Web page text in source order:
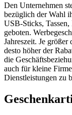
Den Unternehmen
bezüglich der Wahl
USB-Sticks,
geboten.
Jahreszeit. Je
desto höher der
die
auch für kleine
Dienstleistungen zu